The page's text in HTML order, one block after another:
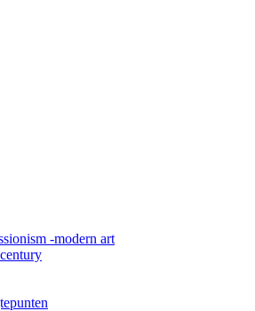
-modern art